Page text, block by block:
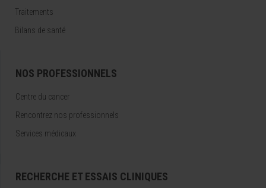
Traitements
Bilans de santé
NOS PROFESSIONNELS
Centre du cancer
Rencontrez nos professionnels
Services médicaux
RECHERCHE ET ESSAIS CLINIQUES